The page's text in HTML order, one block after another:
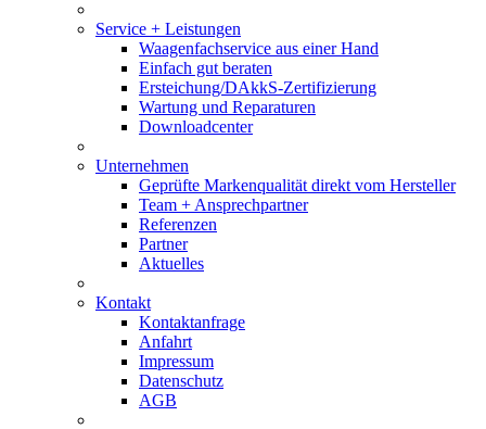
Service + Leistungen
Waagenfachservice aus einer Hand
Einfach gut beraten
Ersteichung/DAkkS-Zertifizierung
Wartung und Reparaturen
Downloadcenter
Unternehmen
Geprüfte Markenqualität direkt vom Hersteller
Team + Ansprechpartner
Referenzen
Partner
Aktuelles
Kontakt
Kontaktanfrage
Anfahrt
Impressum
Datenschutz
AGB